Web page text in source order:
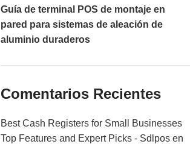
Guía de terminal POS de montaje en
pared para sistemas de aleación de
aluminio duraderos
Comentarios Recientes
Best Cash Registers for Small Businesses
Top Features and Expert Picks - Sdlposen